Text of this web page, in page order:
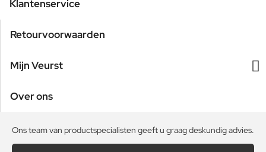
Klantenservice
Retourvoorwaarden
Mijn Veurst
Over ons
Ons team van productspecialisten geeft u graag deskundig advies.